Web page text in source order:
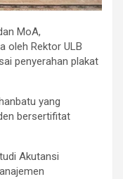
MoA,
oleh Rektor ULB
penyerahan plakat
yang
bersertifitat
Akutansi